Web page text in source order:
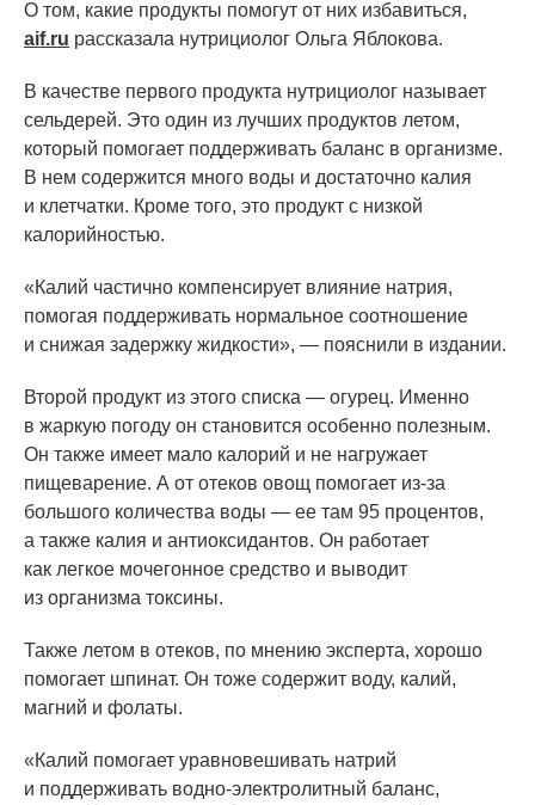
О том, какие продукты помогут от них избавиться,
aif.ru рассказала нутрициолог Ольга Яблокова.
В качестве первого продукта нутрициолог называет
сельдерей. Это один из лучших продуктов летом,
который помогает поддерживать баланс в организме.
В нем содержится много воды и достаточно калия
и клетчатки. Кроме того, это продукт с низкой
калорийностью.
«Калий частично компенсирует влияние натрия,
помогая поддерживать нормальное соотношение
и снижая задержку жидкости», — пояснили в издании.
Второй продукт из этого списка — огурец. Именно
в жаркую погоду он становится особенно полезным.
Он также имеет мало калорий и не нагружает
пищеварение. А от отеков овощ помогает из-за
большого количества воды — ее там 95 процентов,
а также калия и антиоксидантов. Он работает
как легкое мочегонное средство и выводит
из организма токсины.
Также летом в отеков, по мнению эксперта, хорошо
помогает шпинат. Он тоже содержит воду, калий,
магний и фолаты.
«Калий помогает уравновешивать натрий
и поддерживать водно‑электролитный баланс,